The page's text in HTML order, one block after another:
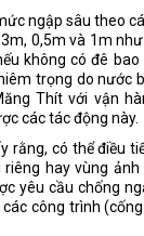
ngập sâu theo
0,5m và 1m
không có đê
trọng do nước
Thít với vận
các tác động này.
rằng, có thể điều
hay vùng
yêu cầu chống
công trình